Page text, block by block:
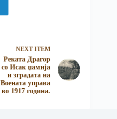
NEXT ITEM
Реката Драгор
со Исак џамија
и зградата на
Воената управа
во 1917 година.